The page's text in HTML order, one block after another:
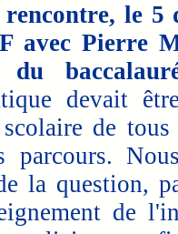
le 5
avec Pierre
du
devait
scolaire de
parcours.
la question,
de